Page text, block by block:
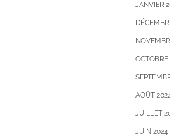
JANVIER
OCTOBRE
AOÛT
JUILLET
JUIN 2024